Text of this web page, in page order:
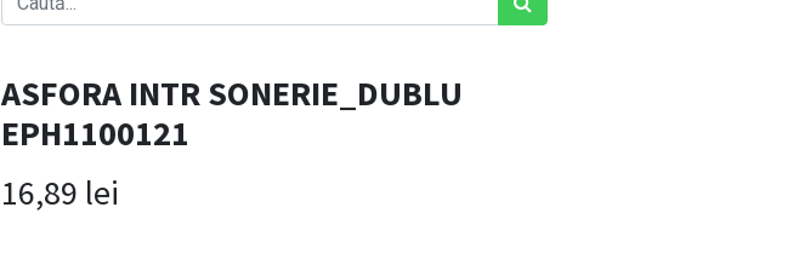
ASFORA INTR SONERIE_DUBLU
EPH1100121
16,89 lei